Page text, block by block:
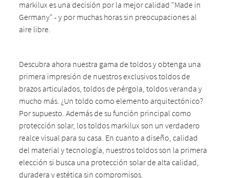
markilux es una decisión por la mejor calidad "Made in
Germany" - y por muchas horas sin preocupaciones al
aire libre.
Descubra ahora nuestra gama de toldos y obtenga una
primera impresión de nuestros exclusivos toldos de
brazos articulados, toldos de pérgola, toldos veranda y
mucho más. ¿Un toldo como elemento arquitectónico?
Por supuesto. Además de su función principal como
protección solar, los toldos markilux son un verdadero
realce visual para su casa. En cuanto a diseño, calidad
del material y tecnología, nuestros toldos son la primera
elección si busca una protección solar de alta calidad,
duradera y estética sin compromisos.